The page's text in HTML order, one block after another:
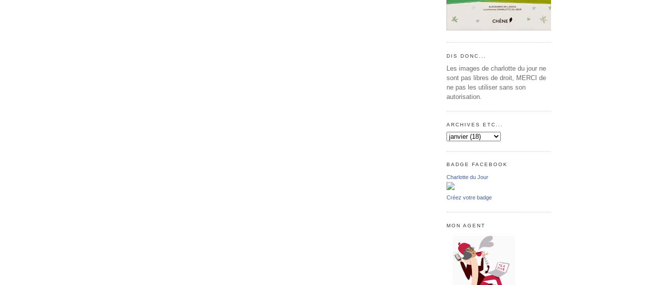
DIS DONC...
Les images de charlotte du jour ne
sont pas libres de droit, MERCI de
ne pas les utiliser sans son
autorisation.
ARCHIVES ETC...
BADGE FACEBOOK
Charlotte du Jour
Créez votre badge
MON AGENT